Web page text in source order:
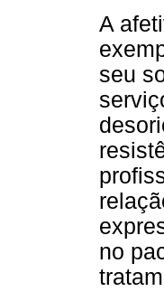
A
seu
no